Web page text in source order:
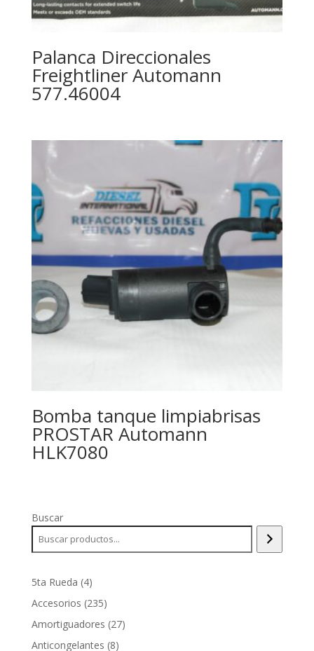
Palanca Direccionales
Freightliner Automann
577.46004
Bomba tanque limpiabrisas
PROSTAR Automann
HLK7080
Buscar
5ta Rueda 44
productos
Accesorios 235235
productos
Amortiguadores 2727
Anticongelantes 88